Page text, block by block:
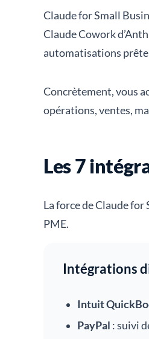
Claude for Small
Claude Cowork
automatisations
Concrètement, vous
opérations, ventes,
Les 7
La force de Claude
PME.
Intégrations
Intuit
PayPal : suivi